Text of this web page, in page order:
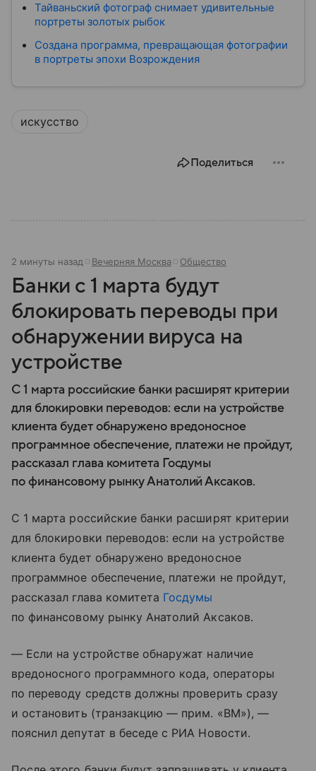
Тайваньский фотограф снимает удивительные
портреты золотых рыбок
Создана программа, превращающая фотографии
в портреты эпохи Возрождения
искусство
Поделиться
2 минуты назад Вечерняя Москва Общество
Банки с 1 марта будут
блокировать переводы при
обнаружении вируса на
устройстве
С 1 марта российские банки расширят критерии
для блокировки переводов: если на устройстве
клиента будет обнаружено вредоносное
программное обеспечение, платежи не пройдут,
рассказал глава комитета Госдумы
по финансовому рынку Анатолий Аксаков.
С 1 марта российские банки расширят критерии
для блокировки переводов: если на устройстве
клиента будет обнаружено вредоносное
программное обеспечение, платежи не пройдут,
рассказал глава комитета Госдумы
по финансовому рынку Анатолий Аксаков.
— Если на устройстве обнаружат наличие
вредоносного программного кода, операторы
по переводу средств должны проверить сразу
и остановить (транзакцию — прим. «ВМ»), —
пояснил депутат в беседе с РИА Новости.